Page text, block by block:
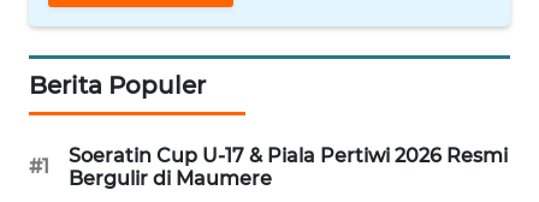
Berita Populer
#1
Soeratin Cup U-17 & Piala Pertiwi 2026 Resmi
Bergulir di Maumere
WN
SUKABUMI
PURWAKARTA